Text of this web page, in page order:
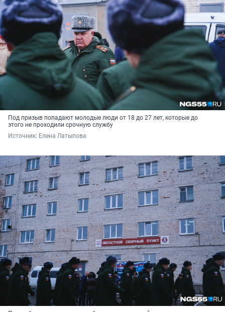
Под призыв попадают молодые люди от 18 до 27 лет, которые до
этого не проходили срочную службу
Источник: Елена Латыпова